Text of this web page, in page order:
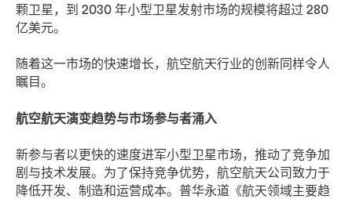
颗卫星，到 2030 年小型卫星发射市场的规模将超过 280
亿美元。
随着这一市场的快速增长，航空航天行业的创新同样令人
瞩目。
航空航天演变趋势与市场参与者涌入
新参与者以更快的速度进军小型卫星市场，推动了竞争加
剧与技术发展。为了保持竞争优势，航空航天公司致力于
降低开发、制造和运营成本。普华永道《航天领域主要趋